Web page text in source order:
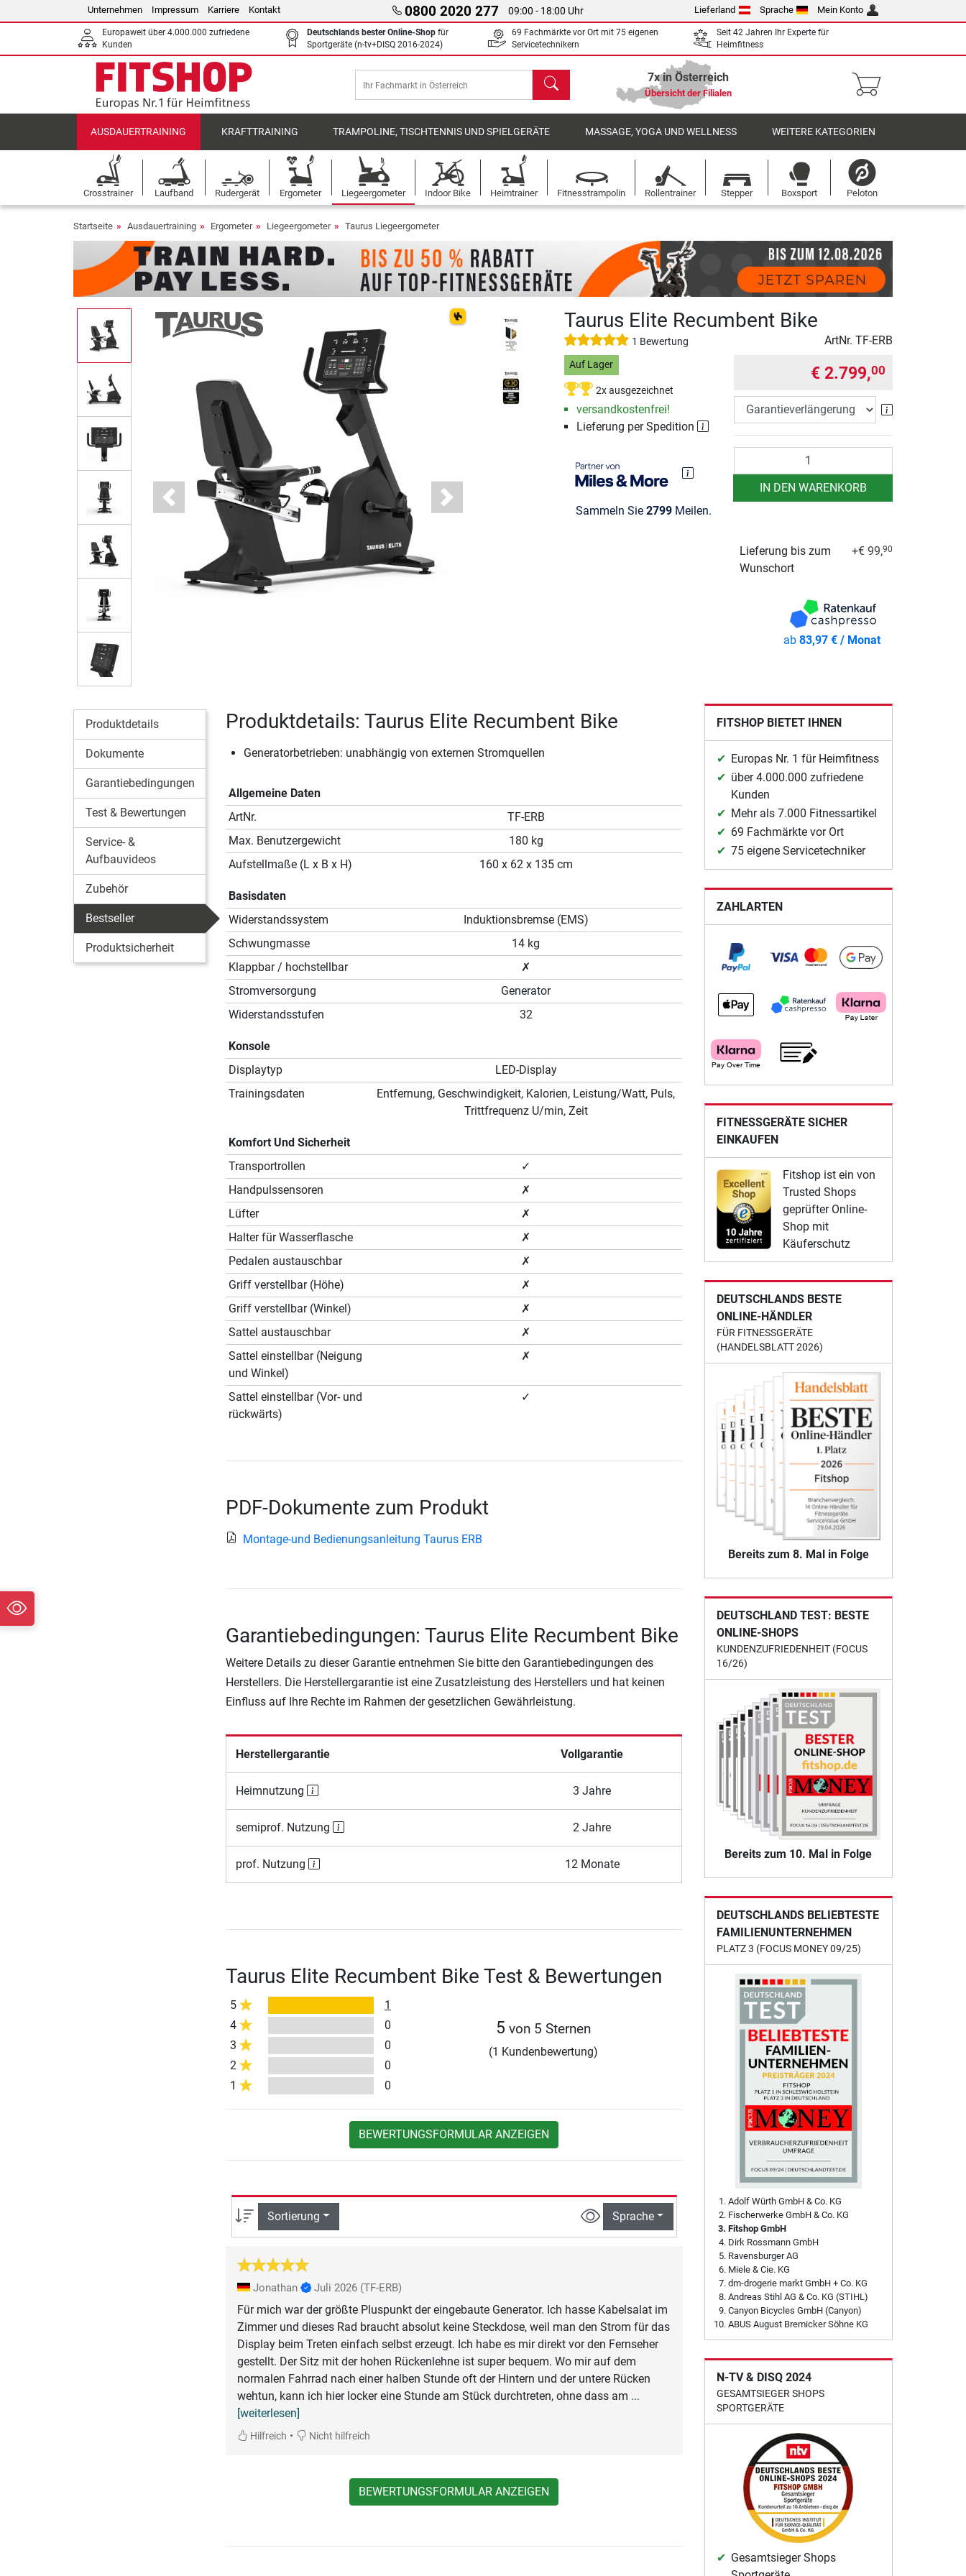
Unternehmen Impressum Karriere Kontakt 0800 2020 277 09:00 - 18:00 Uhr Lieferland Sprache Mein Konto
Europaweit über 4.000.000 zufriedene
Kunden
Deutschlands bester Online-Shop für
Sportgeräte (n-tv+DISQ 2016-2024)
69 Fachmärkte vor Ort mit 75 eigenen
Servicetechnikern
Seit 42 Jahren Ihr Experte für
Heimfitness
Suchen 7x in Österreich
Übersicht der Filialen
AUSDAUERTRAINING KRAFTTRAINING TRAMPOLINE, TISCHTENNIS UND SPIELGERÄTE MASSAGE, YOGA UND WELLNESS WEITERE KATEGORIEN
Crosstrainer Laufband Rudergerät Ergometer Liegeergometer Indoor Bike Heimtrainer Fitnesstrampolin Rollentrainer Stepper Boxsport Peloton
Startseite Ausdauertraining Ergometer Liegeergometer Taurus Liegeergometer
Previous Next
Taurus Elite Recumbent Bike
1 Bewertung ArtNr. TF-ERB
Auf Lager
2x ausgezeichnet
versandkostenfrei!
Lieferung per Spedition
Sammeln Sie 2799Meilen.
€ 2.799,00
IN DEN WARENKORB
Lieferung bis zum
Wunschort
+€ 99,90
ab 83,97 € / Monat
Produktdetails
Dokumente
Garantiebedingungen
Test & Bewertungen
Service- &
Aufbauvideos
Zubehör
Bestseller
Produktsicherheit
Produktdetails: Taurus Elite Recumbent Bike
Generatorbetrieben: unabhängig von externen Stromquellen
Allgemeine Daten
ArtNr.
TF-ERB
Max. Benutzergewicht
180 kg
Aufstellmaße (L x B x H)
160 x 62 x 135 cm
Basisdaten
Widerstandssystem
Induktionsbremse (EMS)
Schwungmasse
14 kg
Klappbar / hochstellbar
✗
Stromversorgung
Generator
Widerstandsstufen
32
Konsole
Displaytyp
LED-Display
Trainingsdaten
Entfernung, Geschwindigkeit, Kalorien, Leistung/Watt, Puls,
Trittfrequenz U/min, Zeit
Komfort Und Sicherheit
Transportrollen
✓
Handpulssensoren
✗
Lüfter
✗
Halter für Wasserflasche
✗
Pedalen austauschbar
✗
Griff verstellbar (Höhe)
✗
Griff verstellbar (Winkel)
✗
Sattel austauschbar
✗
Sattel einstellbar (Neigung
und Winkel)
✗
Sattel einstellbar (Vor- und
rückwärts)
✓
PDF-Dokumente zum Produkt
Montage-und Bedienungsanleitung Taurus ERB
Garantiebedingungen: Taurus Elite Recumbent Bike
Weitere Details zu dieser Garantie entnehmen Sie bitte den Garantiebedingungen des
Herstellers. Die Herstellergarantie ist eine Zusatzleistung des Herstellers und hat keinen
Einfluss auf Ihre Rechte im Rahmen der gesetzlichen Gewährleistung.
Herstellergarantie Vollgarantie
Heimnutzung 3 Jahre
semiprof. Nutzung 2 Jahre
prof. Nutzung 12 Monate
Taurus Elite Recumbent Bike Test & Bewertungen
5
1
4
0
3
0
2
0
1
0
5 von 5 Sternen
(1 Kundenbewertung)
BEWERTUNGSFORMULAR ANZEIGEN
Sortierung Sprache
Jonathan Juli 2026 (TF-ERB)
Für mich war der größte Pluspunkt der eingebaute Generator. Ich hasse Kabelsalat im
Zimmer und dieses Rad braucht absolut keine Steckdose, weil man den Strom für das
Display beim Treten einfach selbst erzeugt. Ich habe es mir direkt vor den Fernseher
gestellt. Der Sitz mit der hohen Rückenlehne ist super bequem. Wo mir auf dem
normalen Fahrrad nach einer halben Stunde oft der Hintern und der untere Rücken
wehtun, kann ich hier locker eine Stunde am Stück durchtreten, ohne dass am ...
[weiterlesen]
Hilfreich • Nicht hilfreich
BEWERTUNGSFORMULAR ANZEIGEN
FITSHOP BIETET IHNEN
Europas Nr. 1 für Heimfitness
über 4.000.000 zufriedene
Kunden
Mehr als 7.000 Fitnessartikel
69 Fachmärkte vor Ort
75 eigene Servicetechniker
ZAHLARTEN
FITNESSGERÄTE SICHER
EINKAUFEN
Fitshop ist ein von
Trusted Shops
geprüfter Online-
Shop mit
Käuferschutz
DEUTSCHLANDS BESTE
ONLINE-HÄNDLER
FÜR FITNESSGERÄTE
(HANDELSBLATT 2026)
Bereits zum 8. Mal in Folge
DEUTSCHLAND TEST: BESTE
ONLINE-SHOPS
KUNDENZUFRIEDENHEIT (FOCUS
16/26)
Bereits zum 10. Mal in Folge
DEUTSCHLANDS BELIEBTESTE
FAMILIENUNTERNEHMEN
PLATZ 3 (FOCUS MONEY 09/25)
Adolf Würth GmbH & Co. KG
Fischerwerke GmbH & Co. KG
Fitshop GmbH
Dirk Rossmann GmbH
Ravensburger AG
Miele & Cie. KG
dm-drogerie markt GmbH + Co. KG
Andreas Stihl AG & Co. KG (STIHL)
Canyon Bicycles GmbH (Canyon)
ABUS August Bremicker Söhne KG
N-TV & DISQ 2024
GESAMTSIEGER SHOPS
SPORTGERÄTE
Gesamtsieger Shops